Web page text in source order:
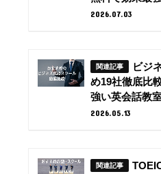
2026.07.03
ビジ
め19社徹底比
強い英会話教
2026.05.13